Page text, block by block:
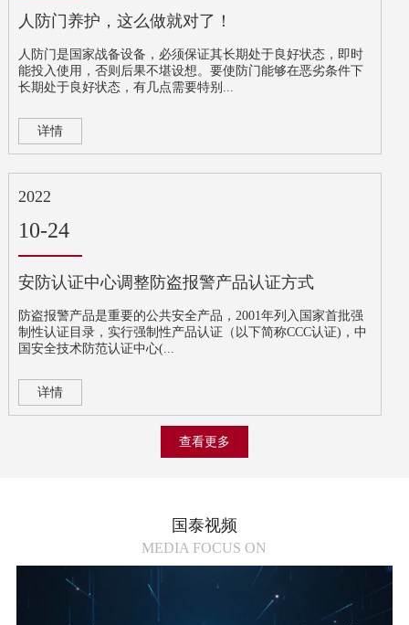
人防门养护，这么做就对了！
人防门是国家战备设备，必须保证其长期处于良好状态，即时
能投入使用，否则后果不堪设想。要使防门能够在恶劣条件下
长期处于良好状态，有几点需要特别...
详情
2022
10-24
安防认证中心调整防盗报警产品认证方式
防盗报警产品是重要的公共安全产品，2001年列入国家首批强
制性认证目录，实行强制性产品认证（以下简称CCC认证)，中
国安全技术防范认证中心(...
详情
查看更多
国泰视频
MEDIA FOCUS ON